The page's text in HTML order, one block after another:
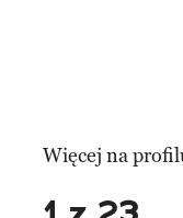
Więcej na